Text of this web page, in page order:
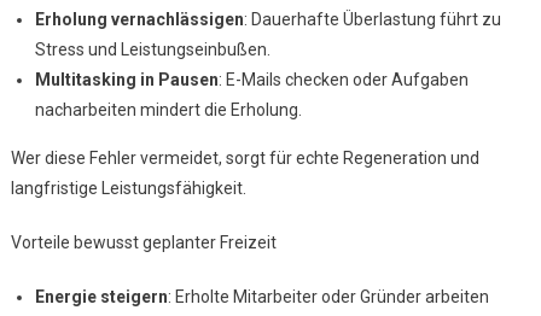
Erholung vernachlässigen: Dauerhafte Überlastung führt zu
Stress und Leistungseinbußen.
Multitasking in Pausen: E-Mails checken oder Aufgaben
nacharbeiten mindert die Erholung.
Wer diese Fehler vermeidet, sorgt für echte Regeneration und
langfristige Leistungsfähigkeit.
Vorteile bewusst geplanter Freizeit
Energie steigern: Erholte Mitarbeiter oder Gründer arbeiten